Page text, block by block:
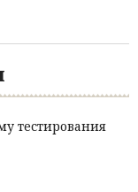
тестирования